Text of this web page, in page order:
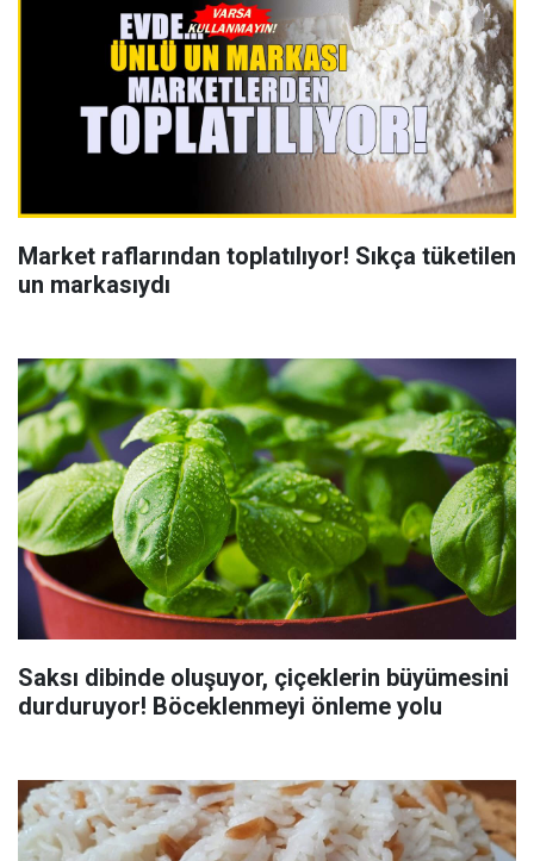
Market raflarından toplatılıyor! Sıkça tüketilen
un markasıydı
Saksı dibinde oluşuyor, çiçeklerin büyümesini
durduruyor! Böceklenmeyi önleme yolu